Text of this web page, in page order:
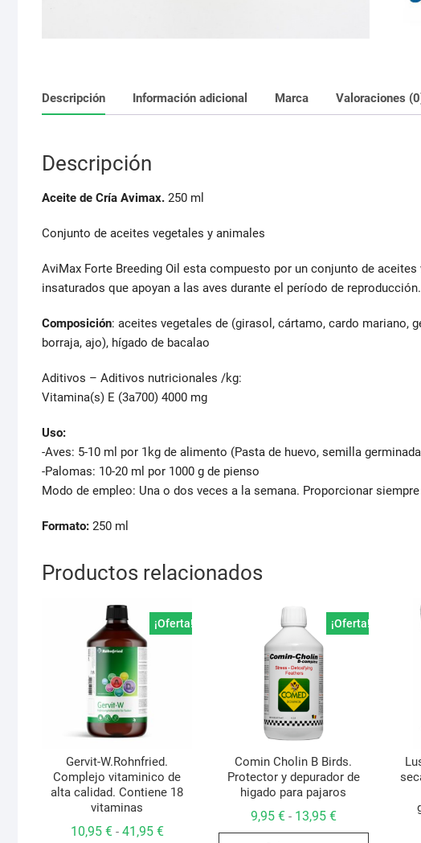
celo
Descripción Información adicional Marca Valoraciones
Descripción
Aceite de Cría Avimax. 250 ml
Conjunto de aceites vegetales y animales
AviMax Forte Breeding Oil esta compuesto por un conjunto de
insaturados que apoyan a las aves durante el período de reproducción.
Composición: aceites vegetales de (girasol, cártamo, cardo mariano,
borraja, ajo), hígado de bacalao
Aditivos – Aditivos nutricionales /kg:
Vitamina(s) E (3a700) 4000 mg
Uso:
-Aves: 5-10 ml por 1kg de alimento (Pasta de huevo, semilla
-Palomas: 10-20 ml por 1000 g de pienso
Modo de empleo: Una o dos veces a la semana. Proporcionar
Formato: 250 ml
Productos relacionados
¡Oferta!
Gervit-W.Rohnfried.
Complejo vitaminico de
alta calidad. Contiene 18
vitaminas
10,95 € - 41,95 €Rango
¡Oferta!
Comin Cholin B Birds.
Protector y depurador de
higado para pajaros
9,95 € - 13,95 €Rango
Este